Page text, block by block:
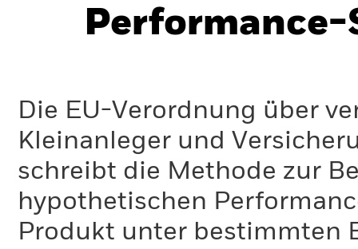
Performance-
Die EU-Verordnung über
Kleinanleger und
schreibt die Methode zur
hypothetischen
Produkt unter bestimmten